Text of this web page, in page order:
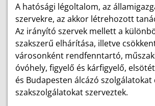
A hatósági légoltalom, az
szervekre, az akkor létrehozott
Az irányító szervek mellett a
szakszerű elhárítása, illetve
városonként rendfenntartó,
óvóhely, figyelő és kárfigyelő,
és Budapesten álcázó szolgálatokat
szakszolgálatokat szerveztek.